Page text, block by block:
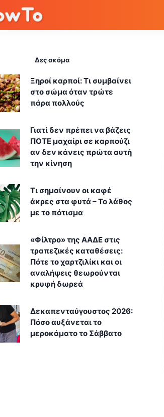
Δες ακόμα
Ξηροί καρποί: Τι συμβαίνει
στο σώμα όταν τρώτε
πάρα πολλούς
Γιατί δεν πρέπει να βάζεις
ΠΟΤΕ μαχαίρι σε καρπούζι
αν δεν κάνεις πρώτα αυτή
την κίνηση
Τι σημαίνουν οι καφέ
άκρες στα φυτά – Το λάθος
με το πότισμα
«Φίλτρο» της ΑΑΔΕ στις
τραπεζικές καταθέσεις:
Πότε το χαρτζιλίκι και οι
αναλήψεις θεωρούνται
κρυφή δωρεά
Δεκαπενταύγουστος 2026:
Πόσο αυξάνεται το
μεροκάματο το Σάββατο